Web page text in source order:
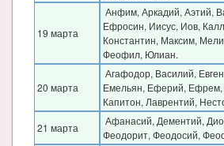
19 марта
Анфим, Аркадий, Аэтий,
Ефросин, Иисус, Иов,
Константин, Максим,
Феофил, Юлиан.
20 марта
Агафодор, Василий,
Емельян, Еферий, Ефрем,
Капитон, Лаврентий,
21 марта
Афанасий, Дементий,
Феодорит, Феодосий,